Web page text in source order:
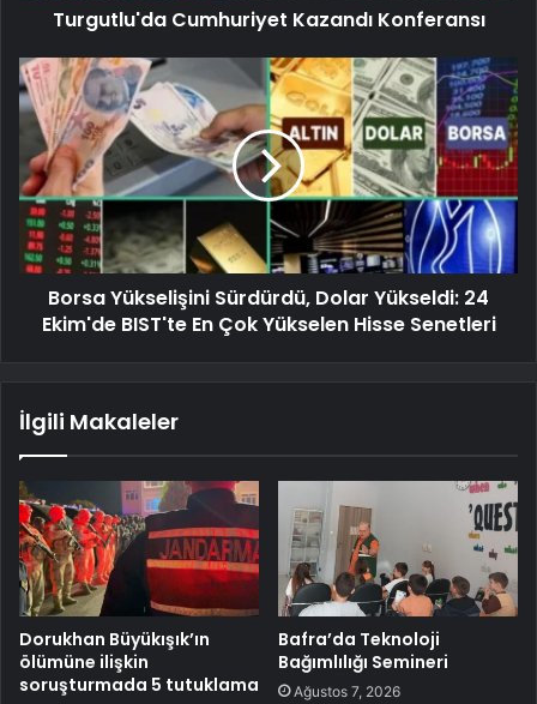
Turgutlu'da Cumhuriyet Kazandı Konferansı
Borsa Yükselişini Sürdürdü, Dolar Yükseldi: 24
Ekim'de BIST'te En Çok Yükselen Hisse Senetleri
İlgili Makaleler
Dorukhan Büyükışık’ın
ölümüne ilişkin
soruşturmada 5 tutuklama
Bafra’da Teknoloji
Bağımlılığı Semineri
Ağustos 7, 2026